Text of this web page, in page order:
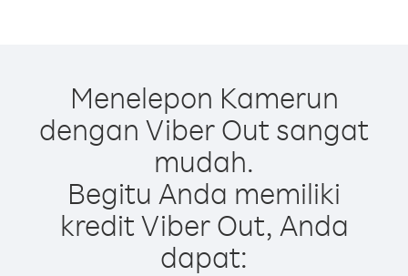
Menelepon Kamerun
dengan Viber Out sangat
mudah.
Begitu Anda memiliki
kredit Viber Out, Anda
dapat: